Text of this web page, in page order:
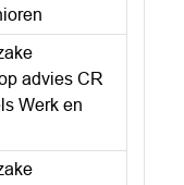
advies CR
Werk en